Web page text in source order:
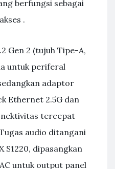
berfungsi sebagai
.
Gen 2 (tujuh Tipe-A,
untuk periferal
adaptor
Ethernet 2.5G dan
tercepat
audio ditangani
S1220, dipasangkan
untuk output panel